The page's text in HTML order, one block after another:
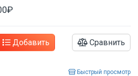
Добавить Сравнить
Быстрый просмотр